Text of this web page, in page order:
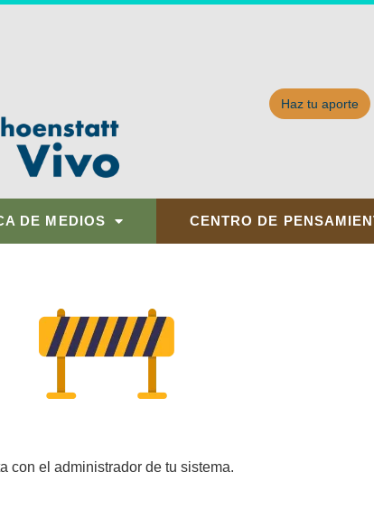
Haz tu aporte
DE MEDIOS CENTRO DE
con el administrador de tu sistema.